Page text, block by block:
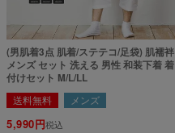
(男肌着3点 肌着/ステテコ/足袋) 肌襦袢
メンズ セット 洗える 男性 和装下着 着
付けセット M/L/LL
送料無料 メンズ
5,990 税込